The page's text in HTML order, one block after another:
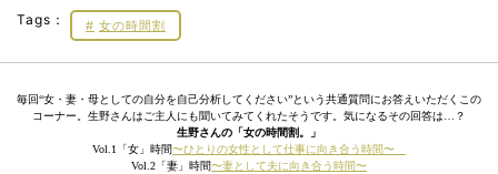
Tags： 女の時間割
毎回“女・妻・母としての自分を自己分析してください”という共通質問にお答えいただくこの
コーナー。生野さんはご主人にも聞いてみてくれたそうです。気になるその回答は…？
生野さんの「女の時間割。」
Vol.1「女」時間〜ひとりの女性として仕事に向き合う時間〜
Vol.2「妻」時間〜妻として夫に向き合う時間〜